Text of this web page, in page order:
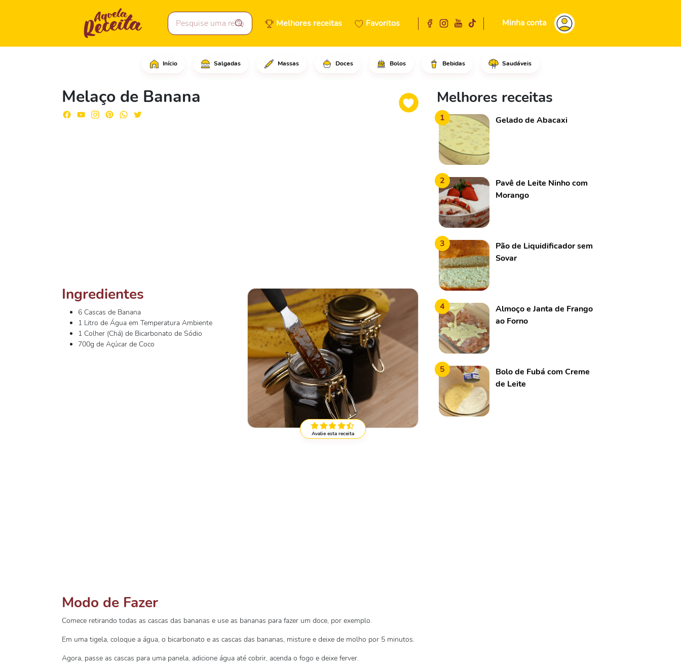
Melhores receitas Favoritos Minha conta
Início Salgadas Massas Doces Bolos Bebidas Saudáveis
Melaço de Banana
Comece retirando todas as cascas das bananas e use as bananas para fazer
Avalie esta receita
Ingredientes
6 Cascas de Banana
1 Litro de Água em Temperatura Ambiente
1 Colher (Chá) de Bicarbonato de Sódio
700g de Açúcar de Coco
Modo de Fazer
Comece retirando todas as cascas das bananas e use as bananas para fazer um doce, por exemplo.
Em uma tigela, coloque a água, o bicarbonato e as cascas das bananas, misture e deixe de molho por 5 minutos.
Agora, passe as cascas para uma panela, adicione água até cobrir, acenda o fogo e deixe ferver.
Melhores receitas
1 Gelado de Abacaxi
2
Pavê de Leite Ninho com
Morango
3
Pão de Liquidificador sem
Sovar
4
Almoço e Janta de Frango
ao Forno
5
Bolo de Fubá com Creme
de Leite